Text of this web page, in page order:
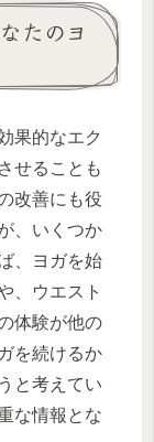
たのヨ
果的なエク
せることも
改善にも役
、いくつか
、ヨガを始
、ウエスト
体験が他の
を続けるか
と考えてい
な情報とな